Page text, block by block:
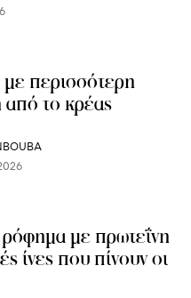
περισσότερη
από το κρέας
με πρωτεΐνη
ίνες που πίνουν οι